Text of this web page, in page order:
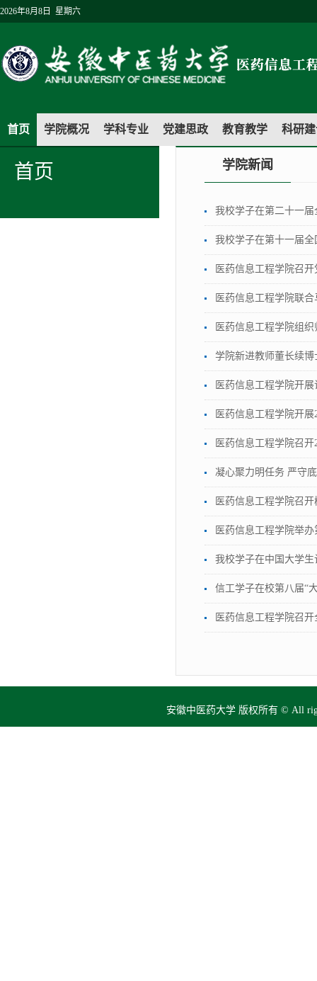
2026年8月8日 星期六
首页 学院概况 学科专业 党建思政 教育教学 科研
首页 学院新闻
我校学子在第二十一
我校学子在第十一届
医药信息工程学院召
医药信息工程学院联
医药信息工程学院组
学院新进教师董长续
医药信息工程学院开
医药信息工程学院开
医药信息工程学院召
凝心聚力明任务 严守
医药信息工程学院召
医药信息工程学院举
我校学子在中国大学
信工学子在校第八届“
医药信息工程学院召
安徽中医药大学 版权所有 © All